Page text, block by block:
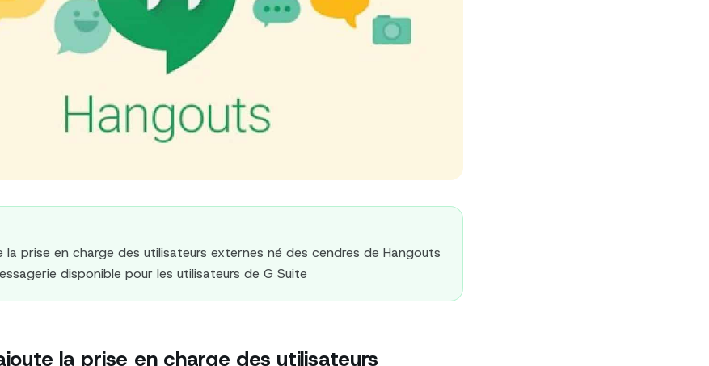
la prise en charge des utilisateurs externes né des cendres de Hangouts
disponible pour les utilisateurs de G Suite
la prise en charge des utilisateurs